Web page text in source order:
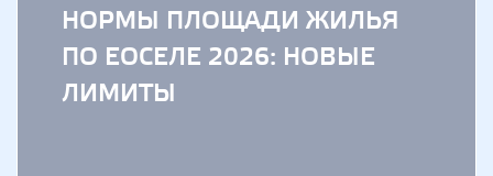
НОРМЫ ПЛОЩАДИ ЖИЛЬЯ
ПО ЕОСЕЛЕ 2026: НОВЫЕ
ЛИМИТЫ